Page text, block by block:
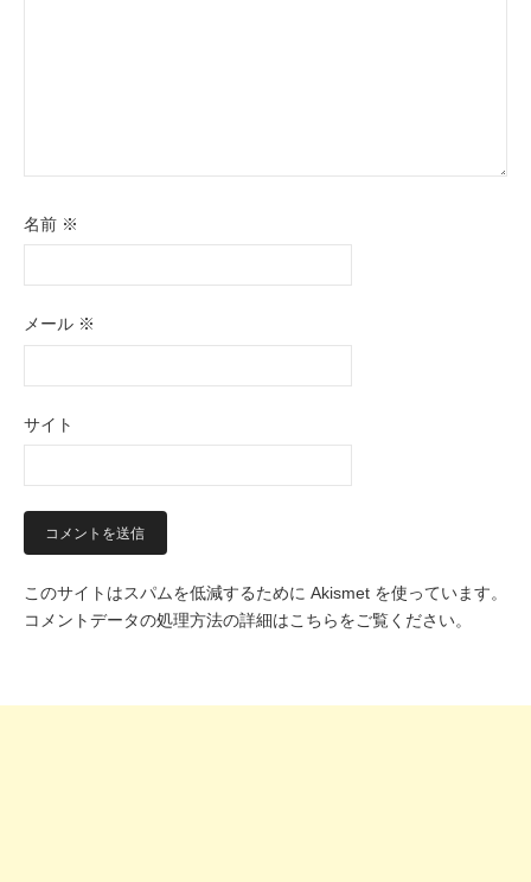
名前 ※
メール ※
サイト
このサイトはスパムを低減するために Akismet を使っています。
コメントデータの処理方法の詳細はこちらをご覧ください。